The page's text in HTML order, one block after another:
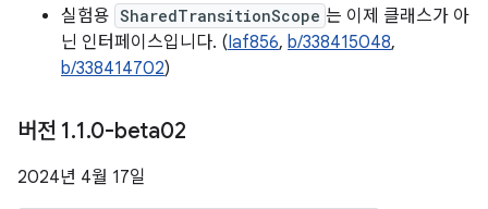
실험용 SharedTransitionScope 는 이제 클래스가 아
닌 인터페이스입니다. (Iaf856, b/338415048,
b/338414702)
버전 1.1.0-beta02
2024년 4월 17일